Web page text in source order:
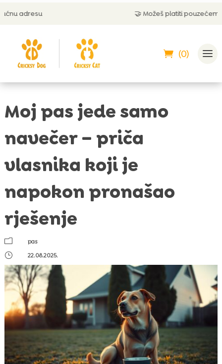
🤝 Možeš platiti pouzećem
(0)
Moj pas jede samo
navečer – priča
vlasnika koji je
napokon pronašao
rješenje
m
pas
}
22.08.2025.